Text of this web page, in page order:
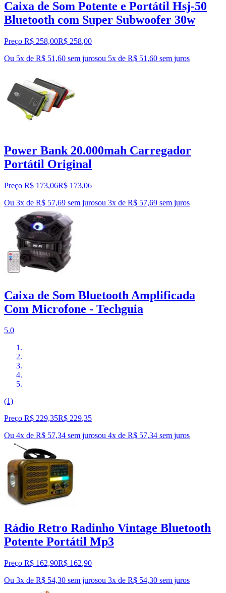
Caixa de Som Potente e Portátil Hsj-50
Bluetooth com Super Subwoofer 30w
Preço R$ 258,00R$ 258,00
Ou 5x de R$ 51,60 sem jurosou 5x de R$ 51,60 sem juros
Power Bank 20.000mah Carregador
Portátil Original
Preço R$ 173,06R$ 173,06
Ou 3x de R$ 57,69 sem jurosou 3x de R$ 57,69 sem juros
Caixa de Som Bluetooth Amplificada
Com Microfone - Techguia
5.0
(1)
Preço R$ 229,35R$ 229,35
Ou 4x de R$ 57,34 sem jurosou 4x de R$ 57,34 sem juros
Rádio Retro Radinho Vintage Bluetooth
Potente Portátil Mp3
Preço R$ 162,90R$ 162,90
Ou 3x de R$ 54,30 sem jurosou 3x de R$ 54,30 sem juros